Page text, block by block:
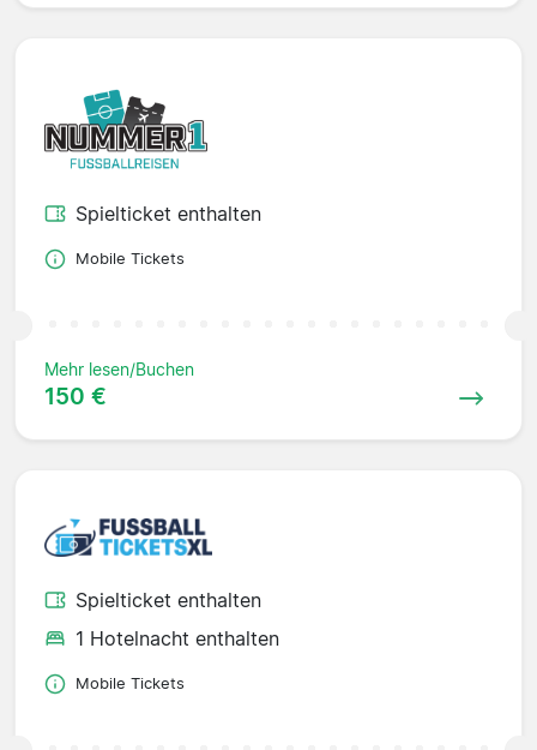
Spielticket enthalten
Mobile Tickets
Mehr lesen/Buchen
150 €
Spielticket enthalten
1 Hotelnacht enthalten
Mobile Tickets